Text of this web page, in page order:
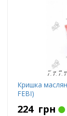
Кришка
FEBI)
224 грн